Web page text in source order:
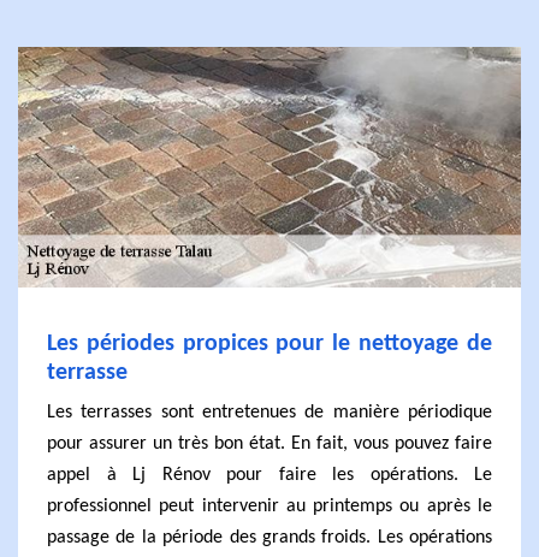
Les périodes propices pour le nettoyage de
terrasse
Les terrasses sont entretenues de manière périodique
pour assurer un très bon état. En fait, vous pouvez faire
appel à Lj Rénov pour faire les opérations. Le
professionnel peut intervenir au printemps ou après le
passage de la période des grands froids. Les opérations